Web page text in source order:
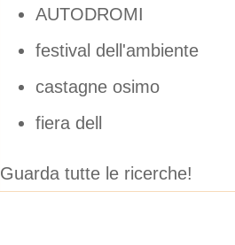
AUTODROMI
festival dell'ambiente
castagne osimo
fiera dell
Guarda tutte le ricerche!